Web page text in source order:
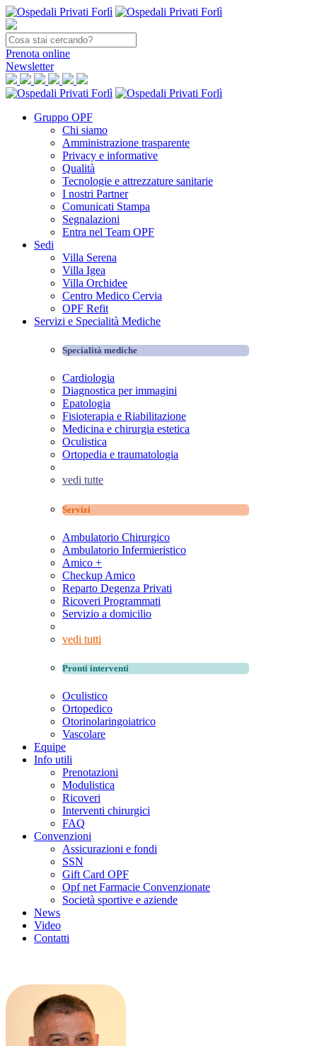
Prenota online
Newsletter
Gruppo OPF
Chi siamo
Amministrazione trasparente
Privacy e informative
Qualità
Tecnologie e attrezzature sanitarie
I nostri Partner
Comunicati Stampa
Segnalazioni
Entra nel Team OPF
Sedi
Villa Serena
Villa Igea
Villa Orchidee
Centro Medico Cervia
OPF Refit
Servizi e Specialità Mediche
Specialità mediche
Cardiologia
Diagnostica per immagini
Epatologia
Fisioterapia e Riabilitazione
Medicina e chirurgia estetica
Oculistica
Ortopedia e traumatologia
vedi tutte
Servizi
Ambulatorio Chirurgico
Ambulatorio Infermieristico
Amico +
Checkup Amico
Reparto Degenza Privati
Ricoveri Programmati
Servizio a domicilio
vedi tutti
Pronti interventi
Oculistico
Ortopedico
Otorinolaringoiatrico
Vascolare
Equipe
Info utili
Prenotazioni
Modulistica
Ricoveri
Interventi chirurgici
FAQ
Convenzioni
Assicurazioni e fondi
SSN
Gift Card OPF
Opf net Farmacie Convenzionate
Società sportive e aziende
News
Video
Contatti